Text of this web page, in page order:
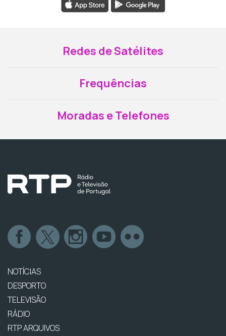
Redes de Satélites
Frequências
Moradas e Telefones
NOTÍCIAS
DESPORTO
TELEVISÃO
RÁDIO
RTP ARQUIVOS